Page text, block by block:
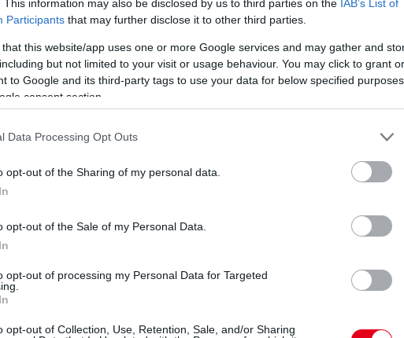
This information may also be disclosed by us to third parties on the IAB’s List of
Participants that may further disclose it to other third parties.
that this website/app uses one or more Google services and may gather and
but not limited to your visit or usage behaviour. You may click to grant or
to Google and its third-party tags to use your data for below specified purposes
consent section.
Data Processing Opt Outs
opt-out of the Sharing of my personal data.
opt-out of the Sale of my Personal Data.
opt-out of processing my Personal Data for Targeted
opt-out of Collection, Use, Retention, Sale, and/or Sharing
szeretnének, amelyek sokkal tovább bírják,
volt megvásárolni és rendkívül drágák.
a csomagtartójába. De ez már nem